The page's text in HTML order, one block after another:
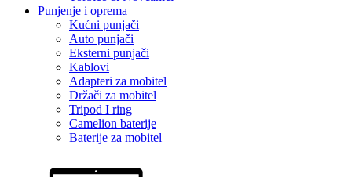
Punjenje i oprema
Kućni punjači
Auto punjači
Eksterni punjači
Kablovi
Adapteri za mobitel
Držači za mobitel
Tripod I ring
Camelion baterije
Baterije za mobitel